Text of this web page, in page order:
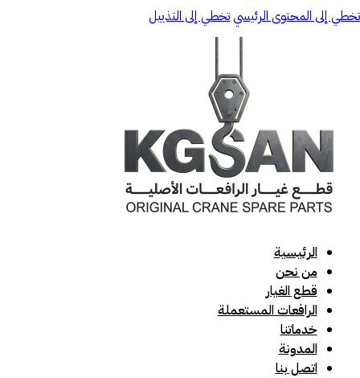
تخطي إلى المحتوى الرئيسيتخطي إلى التذييل
الرئيسية
من نحن
قطع الغيار
الرافعات المستعملة
خدماتنا
المدونة
اتصل بنا